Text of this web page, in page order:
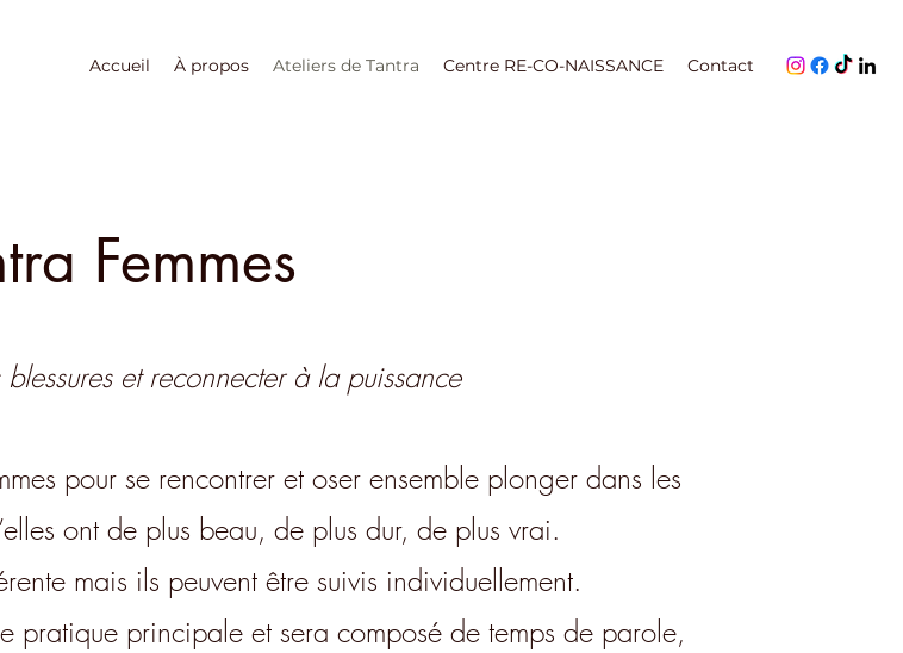
Accueil À propos Ateliers de Tantra Centre RE-CO-NAISSANCE Contact
Femmes
et reconnecter à la puissance
pour se rencontrer et oser ensemble plonger dans les
ont de plus beau, de plus dur, de plus vrai.
mais ils peuvent être suivis individuellement.
pratique principale et sera composé de temps de parole,